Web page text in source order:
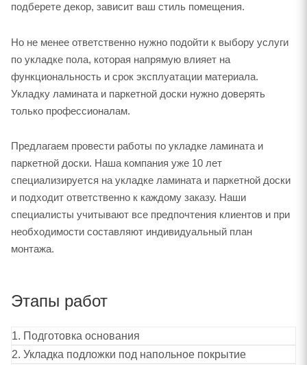
подберете декор, зависит ваш стиль помещения.
Но не менее ответственно нужно подойти к выбору услуги
по укладке пола, которая напрямую влияет на
функциональность и срок эксплуатации материала.
Укладку ламината и паркетной доски нужно доверять
только профессионалам.
Предлагаем провести работы по укладке ламината и
паркетной доски. Наша компания уже 10 лет
специализируется на укладке ламината и паркетной доски
и подходит ответственно к каждому заказу. Наши
специалисты учитывают все предпочтения клиентов и при
необходимости составляют индивидуальный план
монтажа.
Этапы работ
1. Подготовка основания
2. Укладка подложки под напольное покрытие